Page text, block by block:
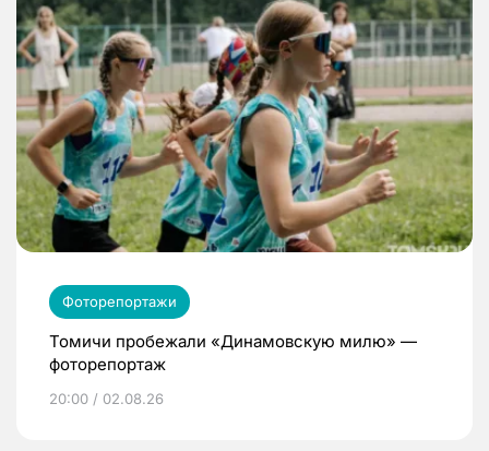
Фоторепортажи
Томичи пробежали «Динамовскую милю» —
фоторепортаж
20:00 / 02.08.26